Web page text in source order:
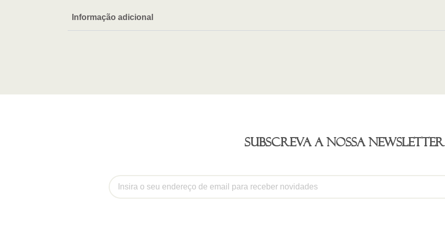
Informação adicional
Subscreva a nossa newsletter